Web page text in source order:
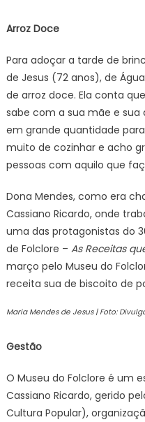
Arroz Doce
Para adoçar a tarde de
de Jesus (72 anos), de
de arroz doce. Ela conta
sabe com a sua mãe e sua
em grande quantidade
muito de cozinhar e acho
pessoas com aquilo que
Dona Mendes, como era
Cassiano Ricardo, onde
uma das protagonistas do
de Folclore – As Receitas
março pelo Museu do
receita sua de biscoito de
Maria Mendes de Jesus | Foto:
Gestão
O Museu do Folclore é um
Cassiano Ricardo, gerido
Cultura Popular),